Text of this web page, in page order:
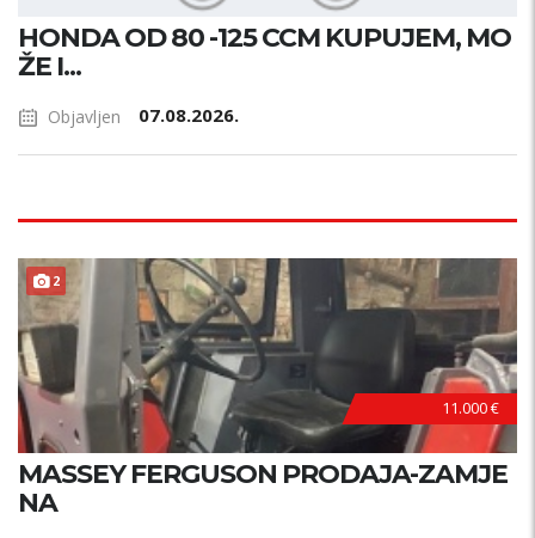
HONDA OD 80 -125 CCM KUPUJEM, MO
ŽE I...
Objavljen 07.08.2026.
2
11.000 €
MASSEY FERGUSON PRODAJA-ZAMJE
NA